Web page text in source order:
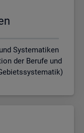
Systematiken
der Berufe und